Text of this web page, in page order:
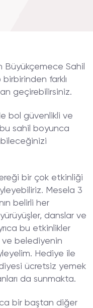
Büyükçemece Sahil
farklı
geçirebilirsiniz.
bol güvenlikli ve
sahil boyunca
bir çok etkinliği
Mesela 3
belirli her
danslar ve
bu etkinlikler
belediyenin
Hediye ile
ücretsiz yemek
da sunmakta.
bir baştan diğer